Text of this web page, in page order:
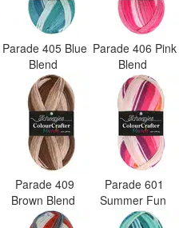
Parade 405 Blue
Blend
Parade 406 Pink
Blend
Parade 409
Brown Blend
Parade 601
Summer Fun